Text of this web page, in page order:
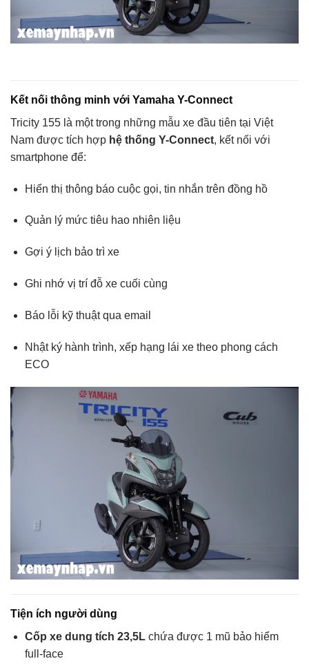
Kết nối thông minh với Yamaha Y-Connect
Tricity 155 là một trong những mẫu xe đầu tiên tại Việt
Nam được tích hợp hệ thống Y-Connect, kết nối với
smartphone để:
Hiển thị thông báo cuộc gọi, tin nhắn trên đồng hồ
Quản lý mức tiêu hao nhiên liệu
Gợi ý lịch bảo trì xe
Ghi nhớ vị trí đỗ xe cuối cùng
Báo lỗi kỹ thuật qua email
Nhật ký hành trình, xếp hạng lái xe theo phong cách
ECO
Tiện ích người dùng
Cốp xe dung tích 23,5Lchứa được 1 mũ bảo hiểm
full-face